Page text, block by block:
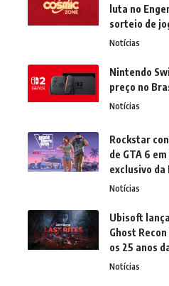
luta no
sorteio de
Notícias
Nintendo
preço no
Notícias
Rockstar
de GTA 6
exclusivo
Notícias
Ubisoft
Ghost
os 25 anos
Notícias